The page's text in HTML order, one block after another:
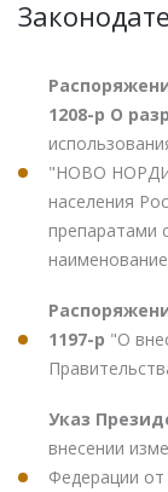
1208-р О
"НОВО
населения
препаратами
1197-р "О
Указ
внесении
Федерации